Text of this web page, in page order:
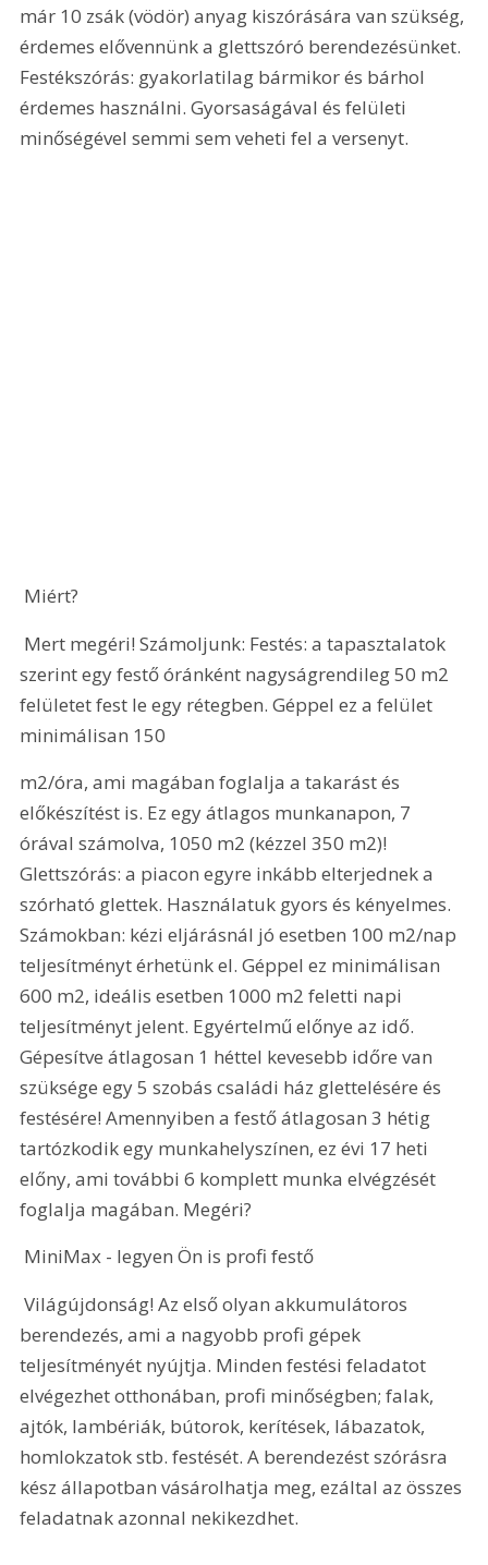
már 10 zsák (vödör) anyag kiszórására van szükség,
érdemes elővennünk a glettszóró berendezésünket.
Festékszórás: gyakorlatilag bármikor és bárhol
érdemes használni. Gyorsaságával és felületi
minőségével semmi sem veheti fel a versenyt.
Miért?
szerint egy festő óránként nagyságrendileg 50 m2
felületet fest le egy rétegben. Géppel ez a felület
minimálisan 150
m2/óra, ami magában foglalja a takarást és
előkészítést is. Ez egy átlagos munkanapon, 7
órával számolva, 1050 m2 (kézzel 350 m2)!
Glettszórás: a piacon egyre inkább elterjednek a
szórható glettek. Használatuk gyors és kényelmes.
Számokban: kézi eljárásnál jó esetben 100 m2/nap
teljesítményt érhetünk el. Géppel ez minimálisan
600 m2, ideális esetben 1000 m2 feletti napi
teljesítményt jelent. Egyértelmű előnye az idő.
Gépesítve átlagosan 1 héttel kevesebb időre van
szüksége egy 5 szobás családi ház glettelésére és
festésére! Amennyiben a festő átlagosan 3 hétig
tartózkodik egy munkahelyszínen, ez évi 17 heti
előny, ami további 6 komplett munka elvégzését
foglalja magában. Megéri?
MiniMax - legyen Ön is profi festő
Világújdonság! Az első olyan akkumulátoros
berendezés, ami a nagyobb profi gépek
teljesítményét nyújtja. Minden festési feladatot
elvégezhet otthonában, profi minőségben; falak,
ajtók, lambériák, bútorok, kerítések, lábazatok,
homlokzatok stb. festését. A berendezést szórásra
kész állapotban vásárolhatja meg, ezáltal az összes
feladatnak azonnal nekikezdhet.